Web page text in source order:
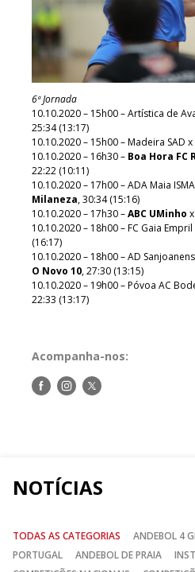
6ª Jornada
10.10.2020 – 15h00 – Artística de
25:34 (13:17)
10.10.2020 – 15h00 – Madeira SAD x
10.10.2020 – 16h30 – Boa Hora FC
22:22 (10:11)
10.10.2020 – 17h00 – ADA Maia
Milaneza, 30:34 (15:16)
10.10.2020 – 17h30 –ABC UMinho
10.10.2020 – 18h00 – FC Gaia Empril
(16:17)
10.10.2020 – 18h00 – AD
O Novo 10, 27:30 (13:15)
10.10.2020 – 19h00 – Póvoa AC
22:33 (13:17)
Acompanha-nos:
Siga-Siga-Siga-
NOTÍCIAS
TODAS AS CATEGORIAS ANDEBOL 4
PORTUGAL
ANDEBOL DE PRAIA